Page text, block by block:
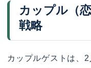
カップル（
戦略
カップルゲストは、